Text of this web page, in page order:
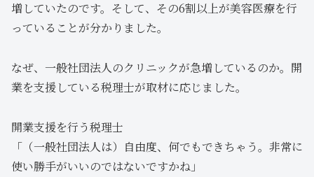
増していたのです。そして、その6割以上が美容医療を行
っていることが分かりました。
なぜ、一般社団法人のクリニックが急増しているのか。開
業を支援している税理士が取材に応じました。
開業支援を行う税理士
「（一般社団法人は）自由度、何でもできちゃう。非常に
使い勝手がいいのではないですかね」